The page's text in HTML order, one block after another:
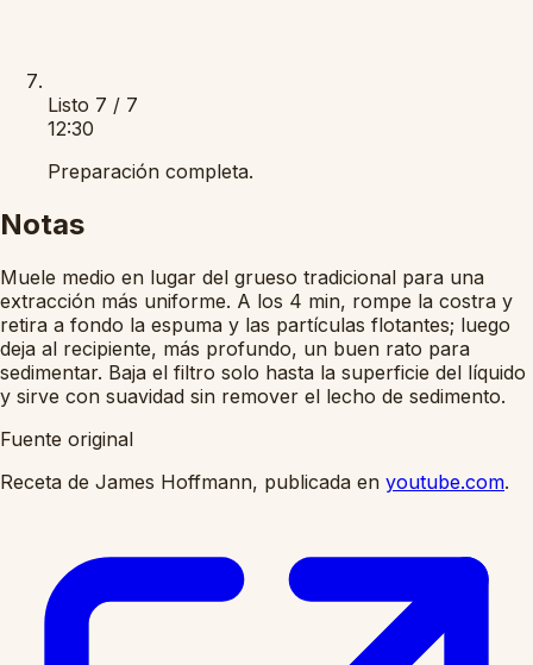
Listo 7 / 7
12:30
Preparación completa.
Notas
Muele medio en lugar del grueso tradicional para una
extracción más uniforme. A los 4 min, rompe la costra y
retira a fondo la espuma y las partículas flotantes; luego
deja al recipiente, más profundo, un buen rato para
sedimentar. Baja el filtro solo hasta la superficie del líquido
y sirve con suavidad sin remover el lecho de sedimento.
Fuente original
Receta de James Hoffmann, publicada en youtube.com.